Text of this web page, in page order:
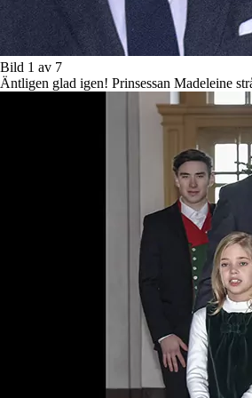
Bild 1 av 7
Äntligen glad igen! Prinsessan Madeleine